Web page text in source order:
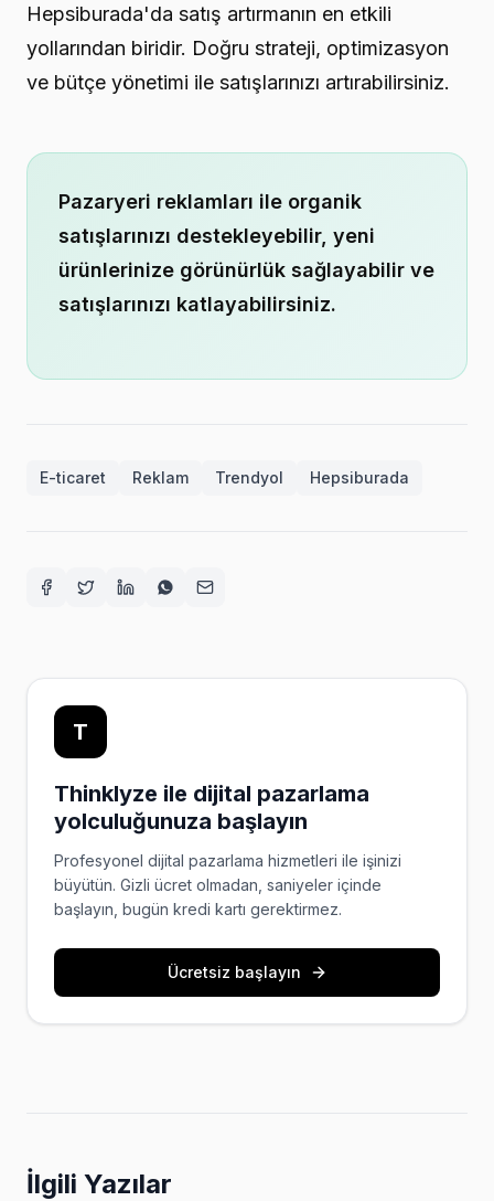
Hepsiburada'da satış artırmanın en etkili
yollarından biridir. Doğru strateji, optimizasyon
ve bütçe yönetimi ile satışlarınızı artırabilirsiniz.
Pazaryeri reklamları ile organik
satışlarınızı destekleyebilir, yeni
ürünlerinize görünürlük sağlayabilir ve
satışlarınızı katlayabilirsiniz.
E-ticaret Reklam Trendyol Hepsiburada
Facebook
TwitterLinkedInWhatsApp
E-posta
T
Thinklyze ile dijital pazarlama
yolculuğunuza başlayın
Profesyonel dijital pazarlama hizmetleri ile işinizi
büyütün. Gizli ücret olmadan, saniyeler içinde
başlayın, bugün kredi kartı gerektirmez.
Ücretsiz başlayın
İlgili Yazılar